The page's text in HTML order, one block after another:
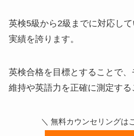
英検5級から2級までに対応し
実績を誇ります。
英検合格を目標とすることで
維持や英語力を正確に測定する
＼ 無料カウンセリングは